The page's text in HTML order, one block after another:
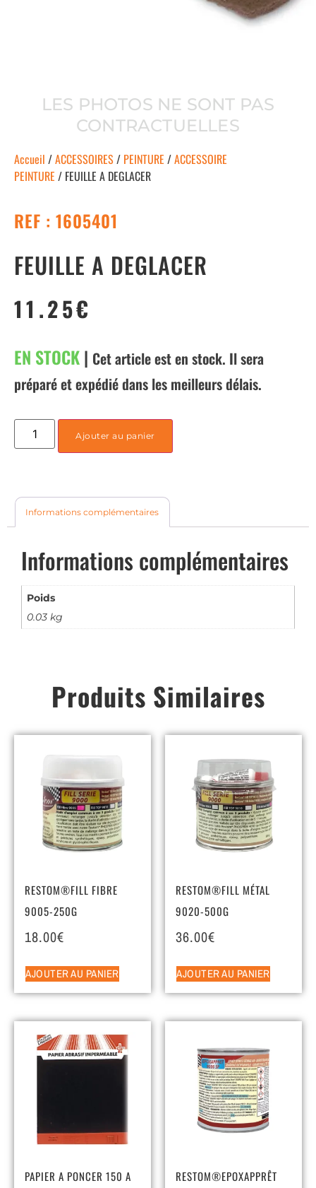
LES PHOTOS NE SONT PAS
CONTRACTUELLES
Accueil /ACCESSOIRES/ PEINTURE /ACCESSOIRE
PEINTURE / FEUILLE A DEGLACER
REF : 1605401
FEUILLE A DEGLACER
11.25€
EN STOCK| Cet article est en stock. Il sera
préparé et expédié dans les meilleurs délais.
Ajouter au panier
Informations complémentaires
Informations complémentaires
Poids
0.03 kg
Produits Similaires
RESTOM®FILL FIBRE
9005-250G
18.00€
AJOUTER AU PANIER
RESTOM®FILL MÉTAL
9020-500G
36.00€
AJOUTER AU PANIER
PAPIER A PONCER 150 A
RESTOM®EPOXAPPRÊT